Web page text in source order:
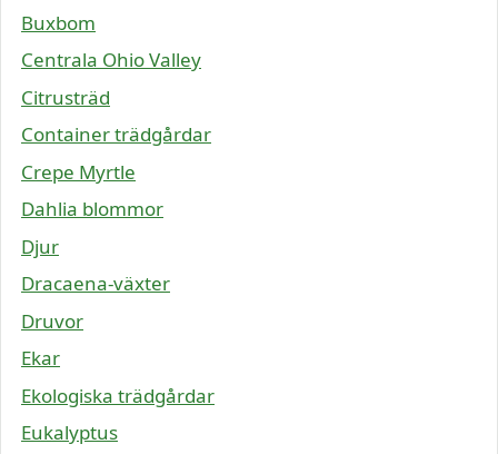
Buxbom
Centrala Ohio Valley
Citrusträd
Container trädgårdar
Crepe Myrtle
Dahlia blommor
Djur
Dracaena-växter
Druvor
Ekar
Ekologiska trädgårdar
Eukalyptus